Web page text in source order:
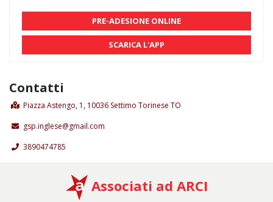
PRE-ADESIONE ONLINE
SCARICA L'APP
Contatti
Piazza Astengo, 1, 10036 Settimo Torinese TO
gsp.inglese@gmail.com
3890474785
Associati ad ARCI